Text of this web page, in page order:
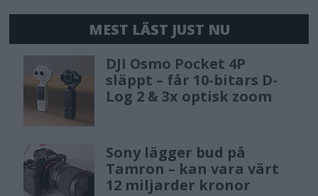
MEST LÄST JUST NU
DJI Osmo Pocket 4P
släppt – får 10-bitars D-
Log 2 & 3x optisk zoom
Sony lägger bud på
Tamron – kan vara värt
12 miljarder kronor